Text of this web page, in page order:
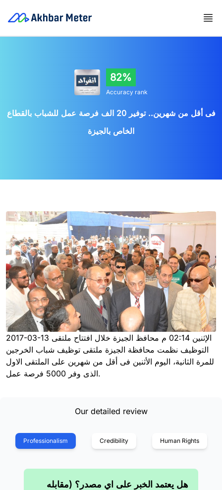
82%
Accuracy rank
فى أقل من شهرين.. توفير 20 الف فرصة عمل للشباب بالقطاع
الخاص بالجيزة
2017-03-13 الإثنين 02:14 م محافظ الجيزة خلال افتتاح ملتقى
التوظيف نظمت محافظة الجيزة ملتقى توظيف شباب الخرجين
للمرة الثانية، اليوم الأثنين فى أقل من شهرين على الملتقى الاول
الذى وفر 5000 فرصة عمل.
Our detailed review
Professionalism Credibility Human Rights
هل يعتمد الخبر على اي مصدر؟ (مقابله